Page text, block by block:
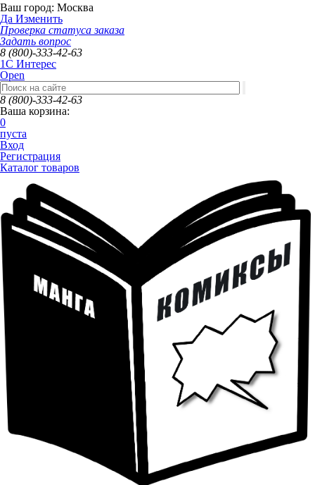
Ваш город: Москва
Да Изменить
Проверка статуса заказа
Задать вопрос
8 (800)-333-42-63
1C Интерес
Open
8 (800)-333-42-63
Ваша корзина:
0
пуста
Вход
Регистрация
Каталог товаров